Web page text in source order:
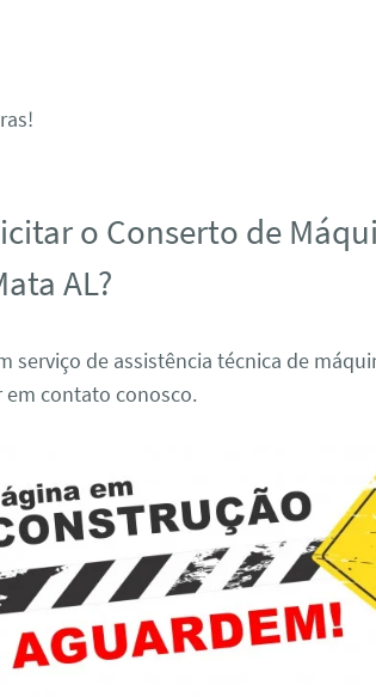
o Conserto de
AL?
serviço de assistência técnica de
em contato conosco.